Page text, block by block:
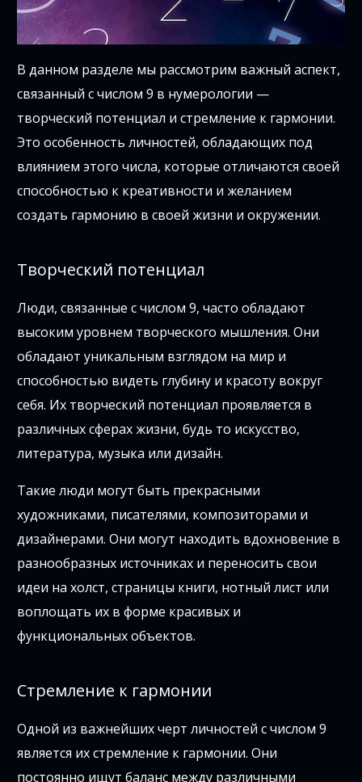
В данном разделе мы рассмотрим важный аспект,
связанный с числом 9 в нумерологии —
творческий потенциал и стремление к гармонии.
Это особенность личностей, обладающих под
влиянием этого числа, которые отличаются своей
способностью к креативности и желанием
создать гармонию в своей жизни и окружении.
Творческий потенциал
Люди, связанные с числом 9, часто обладают
высоким уровнем творческого мышления. Они
обладают уникальным взглядом на мир и
способностью видеть глубину и красоту вокруг
себя. Их творческий потенциал проявляется в
различных сферах жизни, будь то искусство,
литература, музыка или дизайн.
Такие люди могут быть прекрасными
художниками, писателями, композиторами и
дизайнерами. Они могут находить вдохновение в
разнообразных источниках и переносить свои
идеи на холст, страницы книги, нотный лист или
воплощать их в форме красивых и
функциональных объектов.
Стремление к гармонии
Одной из важнейших черт личностей с числом 9
является их стремление к гармонии. Они
постоянно ищут баланс между различными